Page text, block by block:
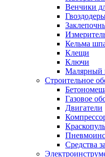
Венчики
Кельма
Клещи
Ключи
Малярный
Строительное
Газовое
Двигатели
Средства